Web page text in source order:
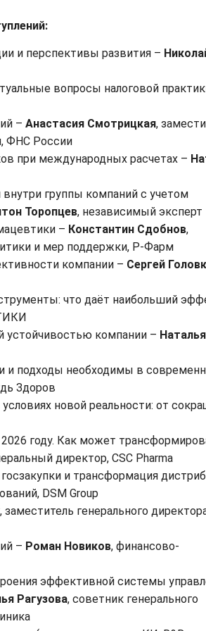
и перспективы развития –
вопросы налоговой
– Анастасия Смотрицкая,
ФНС России
при международных расчетах –
группы компаний с учетом
Торопцев, независимый эксперт
– Константин Сдобнов,
и мер поддержки, Р-Фарм
компании – Сергей
что даёт наибольший
устойчивостью компании – Наталья
и подходы необходимы в
Здоров
новой реальности: от
году. Как может
директор, СSC Pharma
и трансформация
DSM Group
, заместитель генерального
– Роман Новиков, финансово-
эффективной системы
Рагузова, советник генерального